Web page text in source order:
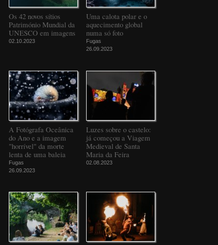
Os 42 novos sítios
Património Mundial da
UNESCO em imagens
02.10.2023
Uma calota polar e o
aquecimento global
numa só foto
Fugas
26.09.2023
A Fotógrafa Oceânica
do Ano e a imagem
"horrível" da morte
lenta de uma baleia
Fugas
26.09.2023
Luzes sobre o castelo:
já começou a Viagem
Medieval de Santa
Maria da Feira
02.08.2023